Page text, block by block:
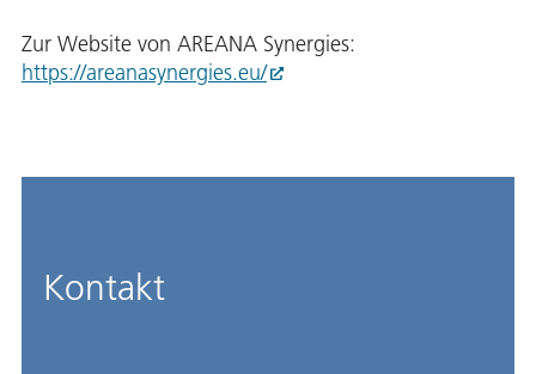
Zur Website von AREANA Synergies:
https://areanasynergies.eu/
Kontakt